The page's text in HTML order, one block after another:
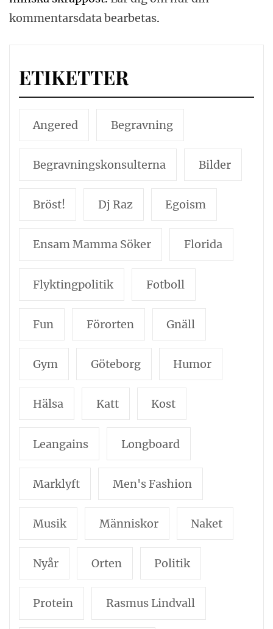
kommentarsdata bearbetas.
ETIKETTER
Angered Begravning
Begravningskonsulterna Bilder
Bröst! Dj Raz Egoism
Ensam Mamma Söker Florida
Flyktingpolitik Fotboll
Fun Förorten Gnäll
Gym Göteborg Humor
Hälsa Katt Kost
Leangains Longboard
Marklyft Men's Fashion
Musik Människor Naket
Nyår Orten Politik
Protein Rasmus Lindvall